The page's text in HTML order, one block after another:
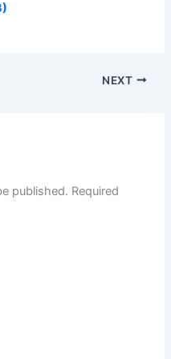
NEXT
published. Required